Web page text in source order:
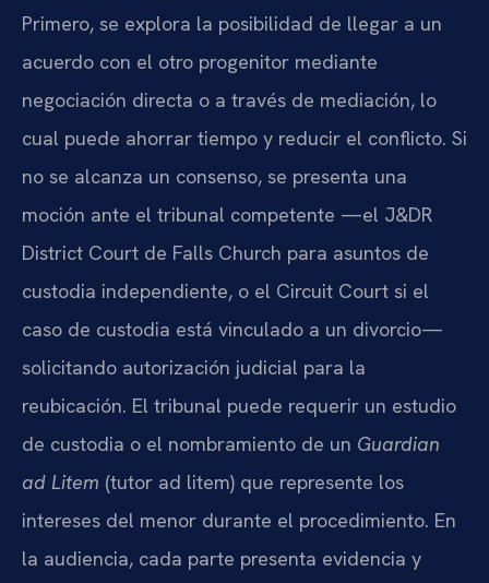
Primero, se explora la posibilidad de llegar a un
acuerdo con el otro progenitor mediante
negociación directa o a través de mediación, lo
cual puede ahorrar tiempo y reducir el conflicto. Si
no se alcanza un consenso, se presenta una
moción ante el tribunal competente —el J&DR
District Court de Falls Church para asuntos de
custodia independiente, o el Circuit Court si el
caso de custodia está vinculado a un divorcio—
solicitando autorización judicial para la
reubicación. El tribunal puede requerir un estudio
de custodia o el nombramiento de un Guardian
ad Litem (tutor ad litem) que represente los
intereses del menor durante el procedimiento. En
la audiencia, cada parte presenta evidencia y